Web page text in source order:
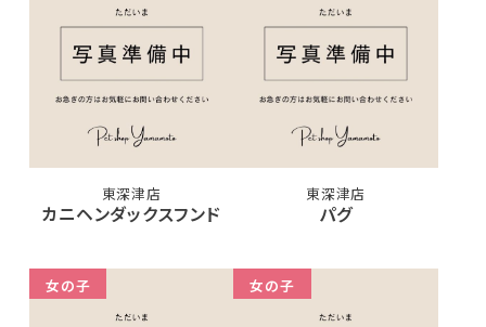
東深津店
カニヘンダックスフンド
東深津店
パグ
女の子 女の子